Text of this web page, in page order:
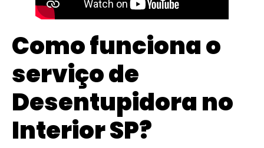
Como funciona o
serviço de
Desentupidora no
Interior SP?